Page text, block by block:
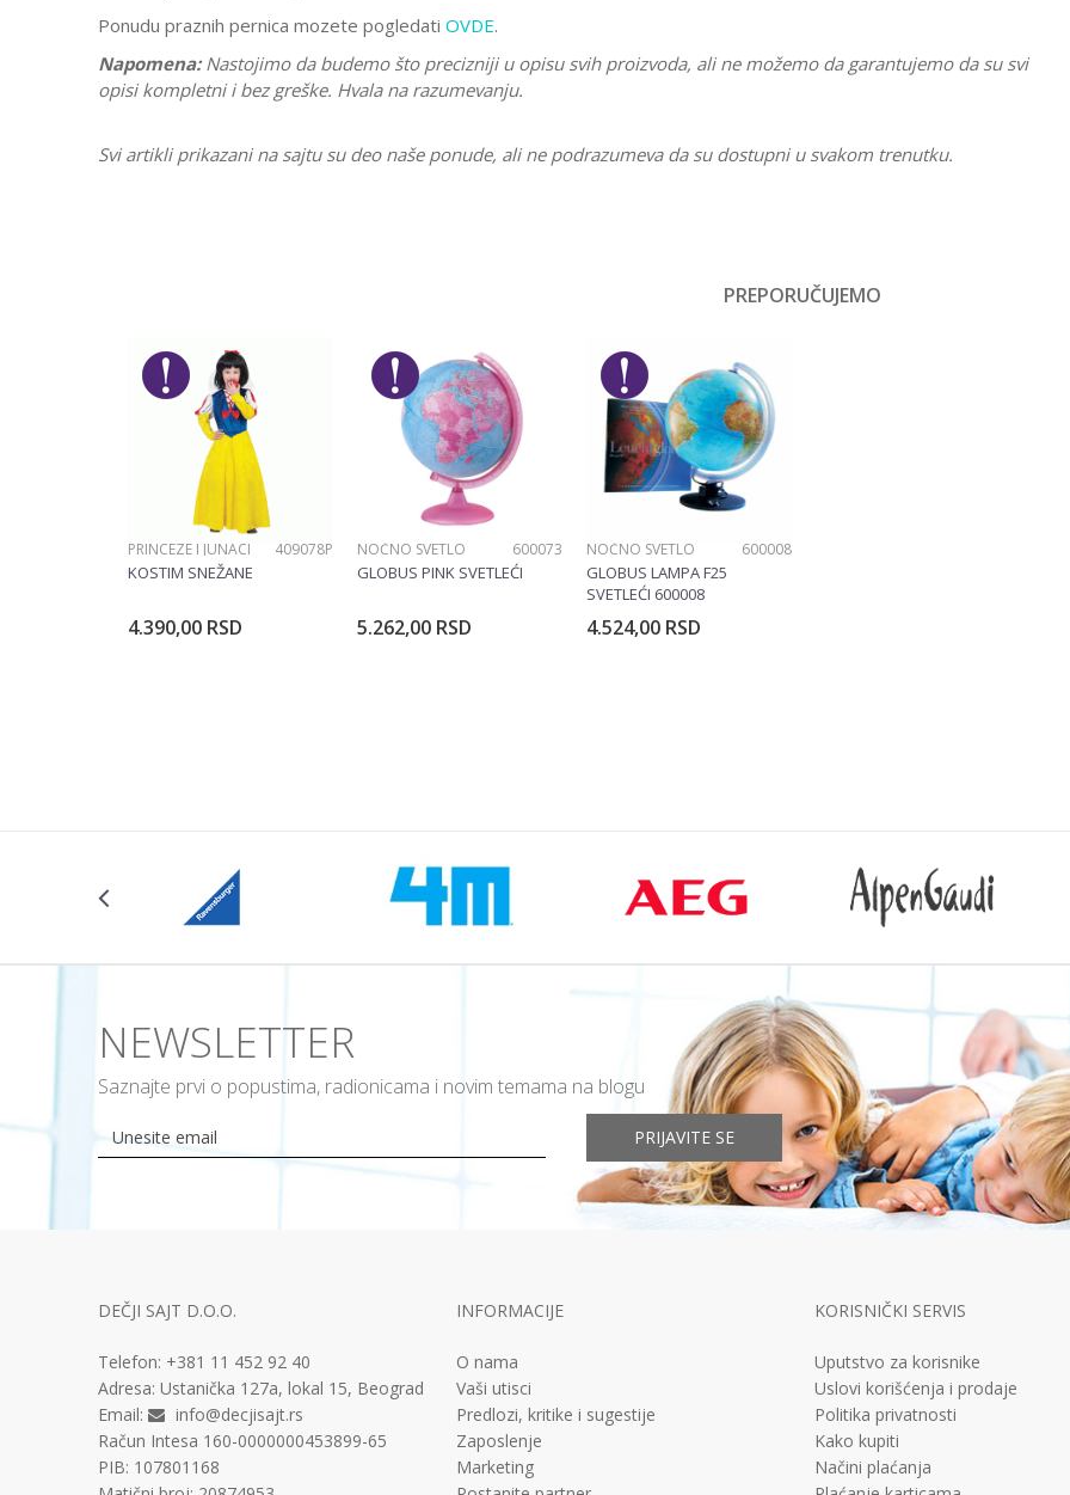
Ponudu praznih pernica mozete pogledati OVDE.
Napomena:Nastojimo da budemo što precizniji u opisu svih proizvoda, ali ne možemo da garantujemo da su svi
opisi kompletni i bez greške. Hvala na razumevanju.
Svi artikli prikazani na sajtu su deo naše ponude, ali ne podrazumeva da su dostupni u svakom trenutku.
Brend
Gorjuss
Poruka
POŠALJI
PREPORUČUJEMO
PRINCEZE I JUNACI 409078P
KOSTIM SNEŽANE
4.390,00 RSD
NOĆNO SVETLO 600073
GLOBUS PINK SVETLEĆI
5.262,00 RSD
NOĆNO SVETLO 600008
GLOBUS LAMPA F25
SVETLEĆI 600008
4.524,00 RSD
NEWSLETTER
Saznajte prvi o popustima, radionicama i novim temama na blogu
PRIJAVITE SE
DEČJI SAJT D.O.O.
Telefon: +381 11 452 92 40
Adresa: Ustanička 127a, lokal 15, Beograd
Email:
info@decjisajt.rs
Račun Intesa 160-0000000453899-65
PIB: 107801168
INFORMACIJE
O nama
Vaši utisci
Predlozi, kritike i sugestije
Zaposlenje
Marketing
KORISNIČKI SERVIS
Uputstvo za korisnike
Uslovi korišćenja i prodaje
Politika privatnosti
Kako kupiti
Načini plaćanja